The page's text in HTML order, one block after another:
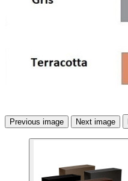
Previous image Next image